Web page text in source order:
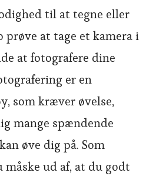
til at tegne eller
prøve at tage et kamera i
at fotografere dine
er en
som kræver øvelse,
mange spændende
øve dig på. Som
ud af, at du godt